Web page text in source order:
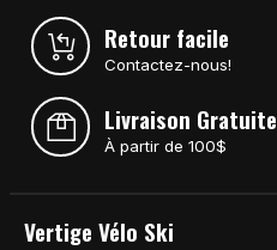
Retour facile
Contactez-nous!
Livraison Gratuite
À partir de 100$
Vertige Vélo Ski